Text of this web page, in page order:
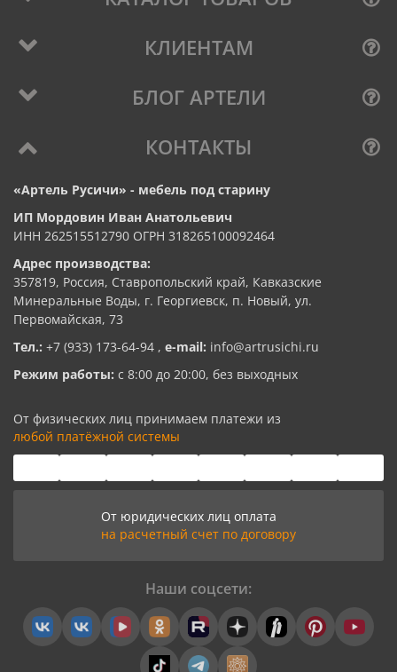
КЛИЕНТАМ
БЛОГ АРТЕЛИ
КОНТАКТЫ
«Артель Русичи» - мебель под старину
ИП Мордовин Иван Анатольевич
ИНН 262515512790 ОГРН 318265100092464
Адрес производства:
357819, Россия, Ставропольский край, Кавказские
Минеральные Воды, г. Георгиевск, п. Новый, ул.
Первомайская, 73
Тел.: +7 (933) 173-64-94 , e-mail: info@artrusichi.ru
Режим работы: с 8:00 до 20:00, без выходных
От физических лиц принимаем платежи из
любой платёжной системы
От юридических лиц оплата
на расчетный счет по договору
Наши соцсети: